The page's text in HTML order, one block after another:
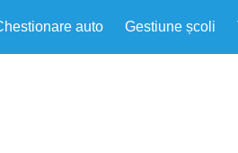
auto Gestiune școli